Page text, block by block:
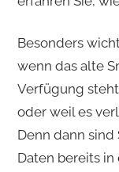
Besonders
wenn das alte
Verfügung
oder weil es
Denn dann sind
Daten bereits